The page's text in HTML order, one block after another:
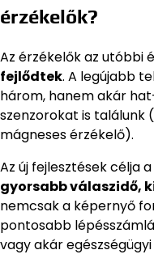
érzékelők?
Az érzékelők az utóbbi
fejlődtek. A legújabb
három, hanem akár
szenzorokat is találunk
mágneses érzékelő).
Az új fejlesztések célja a
gyorsabb válaszidő,
nemcsak a képernyő
pontosabb
vagy akár